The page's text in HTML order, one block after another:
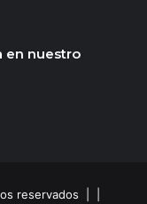
en nuestro
reservados | |